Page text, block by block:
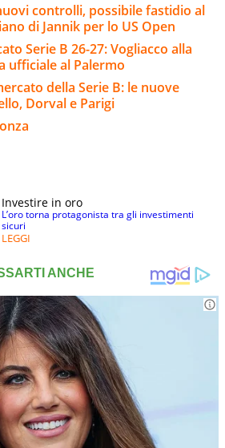
controlli, possibile fastidio al
di Jannik per lo US Open
Serie B 26-27: Vogliacco alla
ufficiale al Palermo
della Serie B: le nuove
Dorval e Parigi
Investire in oro
L’oro torna protagonista tra gli investimenti
sicuri
LEGGI